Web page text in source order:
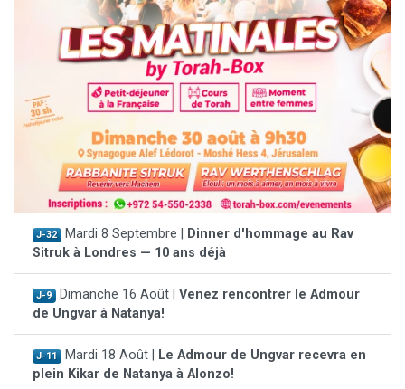
J-32 Mardi 8 Septembre |
Dinner d'hommage au Rav
Sitruk à Londres — 10 ans déjà
J-9 Dimanche 16 Août | Venez rencontrer le Admour
de Ungvar à Natanya!
J-11 Mardi 18 Août |
Le Admour de Ungvar recevra en
plein Kikar de Natanya à Alonzo!